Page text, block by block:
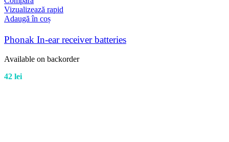
Vizualizează rapid
Adaugă în coș
Phonak In-ear receiver batteries
Available on backorder
42 lei